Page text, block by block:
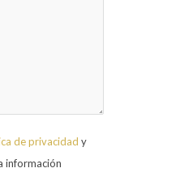
de privacidad y
información